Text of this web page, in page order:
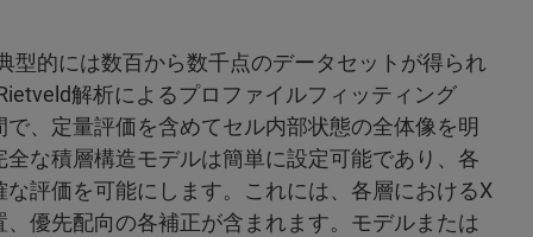
型的には数百から数千点のデータセットが得られ
解析によるプロファイルフィッティング
、定量評価を含めてセル内部状態の全体像を明
な積層構造モデルは簡単に設定可能であり、各
評価を可能にします。これには、各層におけるX
優先配向の各補正が含まれます。モデルまたは